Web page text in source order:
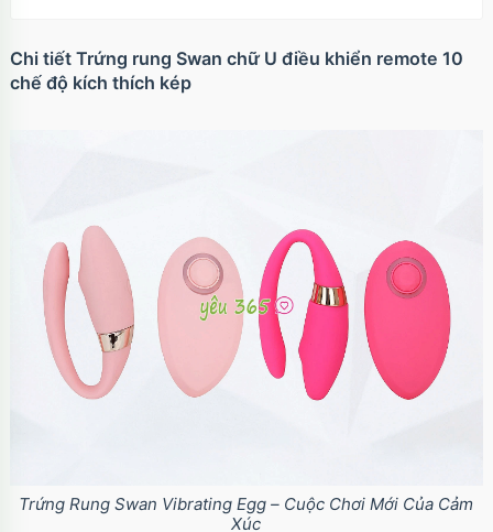
Chi tiết Trứng rung Swan chữ U điều khiển remote 10
chế độ kích thích kép
Trứng Rung Swan Vibrating Egg – Cuộc Chơi Mới Của Cảm
Xúc